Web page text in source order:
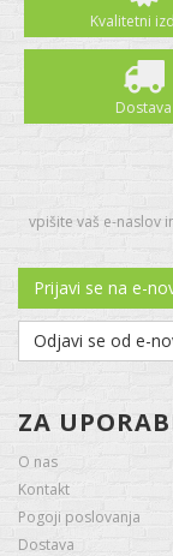
Kvalitetni
Dostava
vpišite vaš e-naslov
Prijavi se na e-
Odjavi se od e-
ZA
O nas
Kontakt
Pogoji poslovanja
Dostava